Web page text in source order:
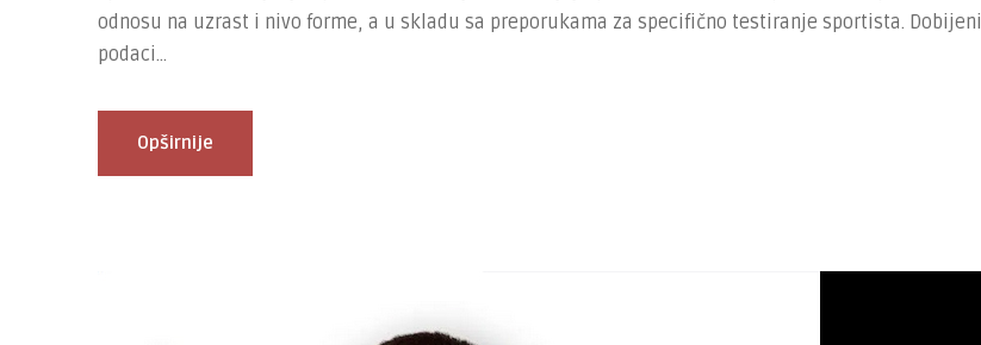
odnosu na uzrast i nivo forme, a u skladu sa preporukama za specifično testiranje sportista. Dobijeni
podaci...
Opširnije